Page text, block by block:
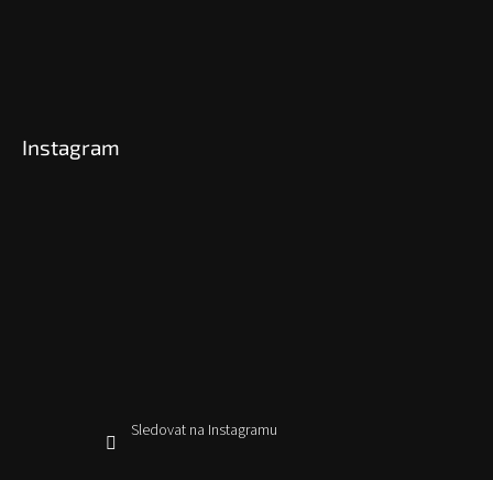
Instagram
Sledovat na Instagramu